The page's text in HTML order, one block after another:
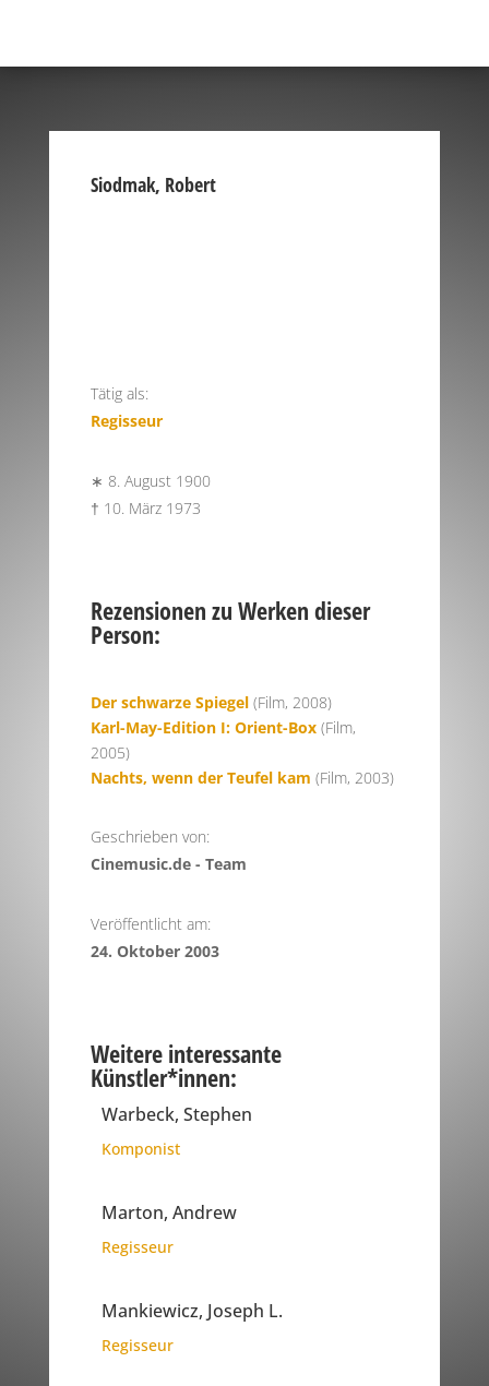
Siodmak, Robert
Tätig als:
Regisseur
∗ 8. August 1900
† 10. März 1973
Rezensionen zu Werken dieser
Person:
Der schwarze Spiegel(Film, 2008)
Karl-May-Edition I: Orient-Box(Film,
2005)
Nachts, wenn der Teufel kam (Film, 2003)
Geschrieben von:
Cinemusic.de - Team
Veröffentlicht am:
24. Oktober 2003
Weitere interessante
Künstler*innen:
Warbeck, Stephen
Komponist
Marton, Andrew
Regisseur
Mankiewicz, Joseph L.
Regisseur